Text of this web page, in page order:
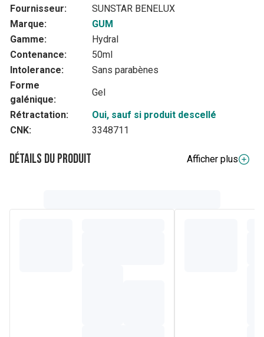
Fournisseur:
SUNSTAR BENELUX
Marque:
GUM
Gamme:
Hydral
Contenance:
50ml
Intolerance:
Sans parabènes
Forme
galénique:
Gel
Rétractation:
Oui, sauf si produit descellé
CNK:
3348711
Détails du produit
Afficher plus
sodium, poudre de Chondrus Crispus (carraghénane),